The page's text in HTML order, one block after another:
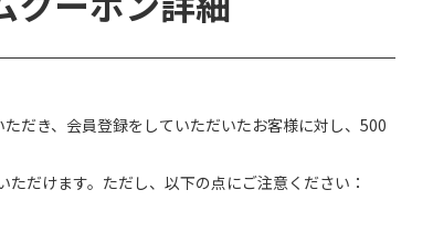
だき、会員登録をしていただいたお客様に対し、500
だけます。ただし、以下の点にご注意ください：